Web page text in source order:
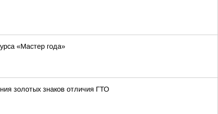
«Мастер года»
золотых знаков отличия ГТО